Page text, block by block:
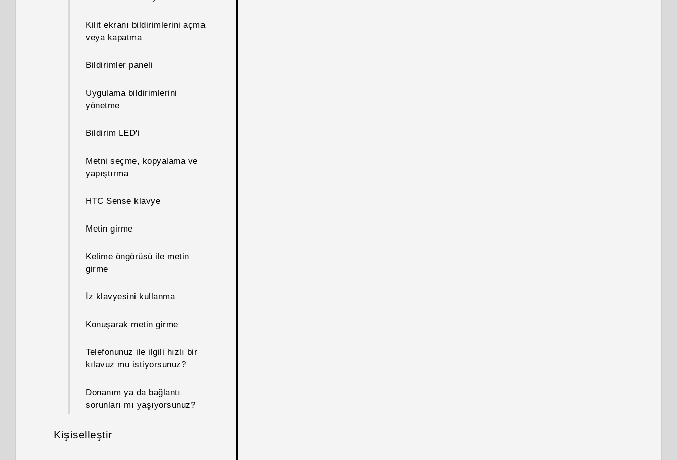
Kilit ekranı bildirimlerini açma
veya kapatma
Bildirimler paneli
Uygulama bildirimlerini
yönetme
Bildirim LED'i
Metni seçme, kopyalama ve
yapıştırma
HTC Sense klavye
Metin girme
Kelime öngörüsü ile metin
girme
İz klavyesini kullanma
Konuşarak metin girme
Telefonunuz ile ilgili hızlı bir
kılavuz mu istiyorsunuz?
Donanım ya da bağlantı
sorunları mı yaşıyorsunuz?
Kişiselleştir